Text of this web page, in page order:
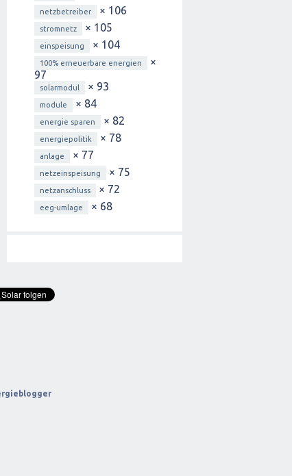
netzbetreiber × 106
stromnetz × 105
einspeisung × 104
100% erneuerbare energien
×
97
solarmodul × 93
module × 84
energie sparen × 82
energiepolitik × 78
anlage × 77
netzeinspeisung × 75
netzanschluss × 72
eeg-umlage × 68